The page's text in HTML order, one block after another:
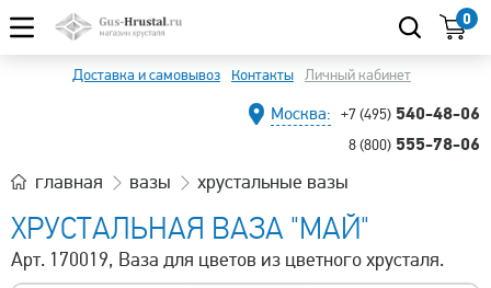
0
Доставка и самовывоз Контакты Личный кабинет
Москва: +7 (495) 540-48-06
8 (800) 555-78-06
главная вазы хрустальные вазы
ХРУСТАЛЬНАЯ ВАЗА "МАЙ"
Арт. 170019, Ваза для цветов из цветного хрусталя.